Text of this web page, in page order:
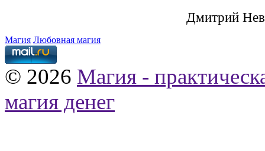
Дмитрий
Магия Любовная магия
© 2026 Магия -
магия денег